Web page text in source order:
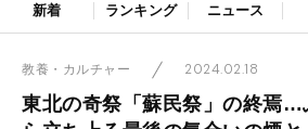
新着 ランキング ニュース
教養・カルチャー 2024.02.18
東北の奇祭「蘇民祭」の終焉…